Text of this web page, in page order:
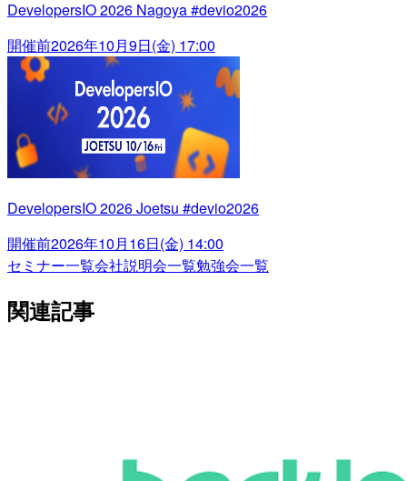
DevelopersIO 2026 Nagoya #devio2026
開催前2026年10月9日(金) 17:00
DevelopersIO 2026 Joetsu #devio2026
開催前2026年10月16日(金) 14:00
セミナー一覧会社説明会一覧勉強会一覧
関連記事